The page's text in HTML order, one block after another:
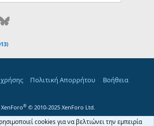
Bluesky
Πολιτική Απορρήτου
Βοήθεια
® © 2010-2025 XenForo Ltd.
cookies για να βελτιώνει την εμπειρία